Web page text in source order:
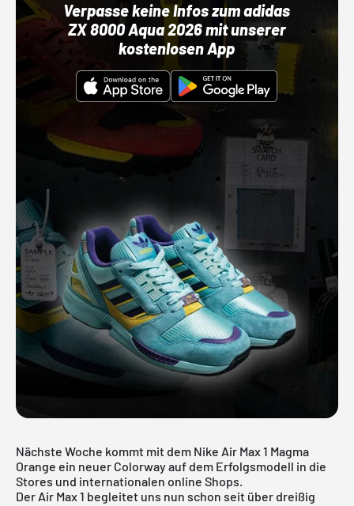
Verpasse keine Infos zum adidas
ZX 8000 Aqua 2026 mit unserer
kostenlosen App
Nächste Woche kommt mit dem Nike Air Max 1 Magma
Orange ein neuer Colorway auf dem Erfolgsmodell in die
Stores und internationalen online Shops.
Der Air Max 1 begleitet uns nun schon seit über dreißig